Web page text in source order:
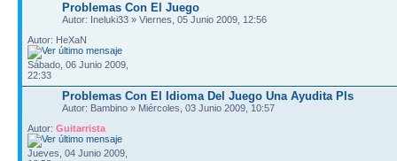
Problemas Con El Juego
Autor: Ineluki33 » Viernes, 05 Junio 2009, 12:56
Autor: HeXaN
Sábado, 06 Junio 2009,
22:33
Problemas Con El Idioma Del Juego Una Ayudita Pls
Autor: Bambino » Miércoles, 03 Junio 2009, 10:57
Autor: Guitarrista
Jueves, 04 Junio 2009,